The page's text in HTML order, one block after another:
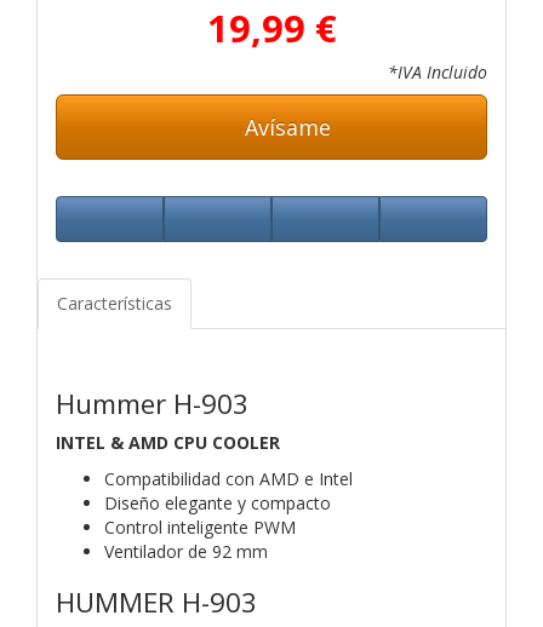
19,99 €
*IVA Incluido
Avísame
Características
Hummer H-903
INTEL & AMD CPU COOLER
Compatibilidad con AMD e Intel
Diseño elegante y compacto
Control inteligente PWM
Ventilador de 92 mm
HUMMER H-903